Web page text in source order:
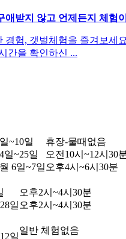
애받지 않고 언제든지 체험
경험, 갯벌체험을 즐겨보세
간을 확인하신 ...
~10일
휴장-물때없음
일~25일
오전10시~12시30
6일~7일오후4시~6시30분
오후2시~4시30분
일오후2시~4시30분
일
일반 체험없음